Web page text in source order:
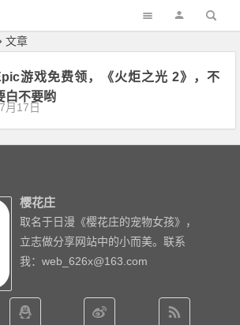
文章
游戏免费领，《火炬之光 2》，不
白不要哟
月17日
樱花庄
取名于日漫《樱花庄的宠物女孩》，
立志做分享网站中的小而美。联系
我：web_626x@163.com